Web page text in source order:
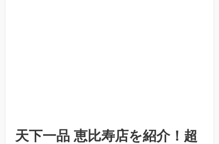
天下一品 恵比寿店を紹介！超